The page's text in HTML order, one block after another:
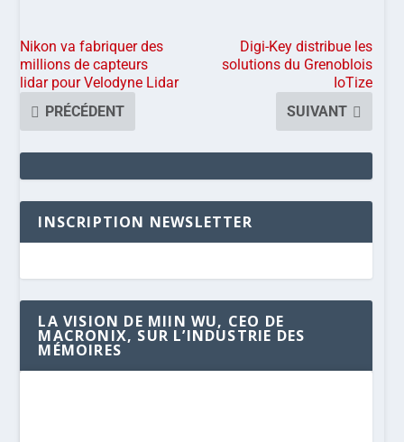
Nikon va fabriquer des
millions de capteurs
lidar pour Velodyne Lidar
PRÉCÉDENT
Digi-Key distribue les
solutions du Grenoblois
IoTize
SUIVANT
INSCRIPTION NEWSLETTER
LA VISION DE MIIN WU, CEO DE
MACRONIX, SUR L’INDUSTRIE DES
MÉMOIRES